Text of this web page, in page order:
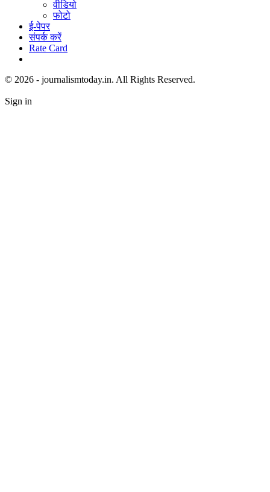
वीडियो
फोटो
ई-पेपर
संपर्क करें
Rate Card
© 2026 - journalismtoday.in. All Rights Reserved.
Sign in